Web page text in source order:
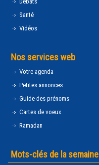
Santé
Vidéos
Nos services web
Votre agenda
Petites annonces
Guide des prénoms
Cartes de voeux
Ramadan
Mots-clés de la semaine